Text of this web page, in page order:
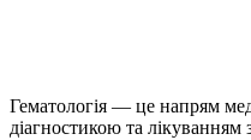
Гематологія — це напрям
діагностикою та